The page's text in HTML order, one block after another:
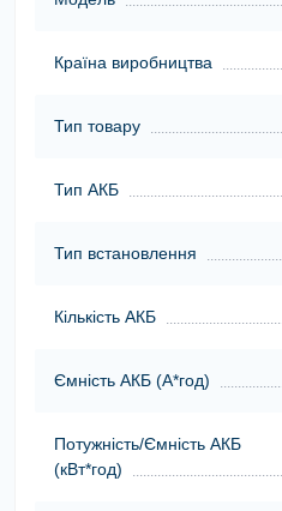
Країна виробництва
Тип товару
Тип АКБ
Тип встановлення
Кількість АКБ
Ємність АКБ (А*год)
Потужність/Ємність АКБ
(кВт*год)